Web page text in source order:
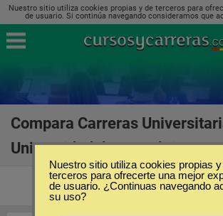
Nuestro sitio utiliza cookies propias y de terceros para
de usuario. Si continúa navegando consideramos que
Compara Carreras
Universidad de Cantabria en
Nuestro sitio utiliza cookies propias
terceros para ofrecerte una mejor
de usuario. ¿Continuas navegando
su uso?